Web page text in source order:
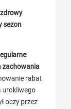
sezon
zachowania
rabat
urokliwego
oczy przez